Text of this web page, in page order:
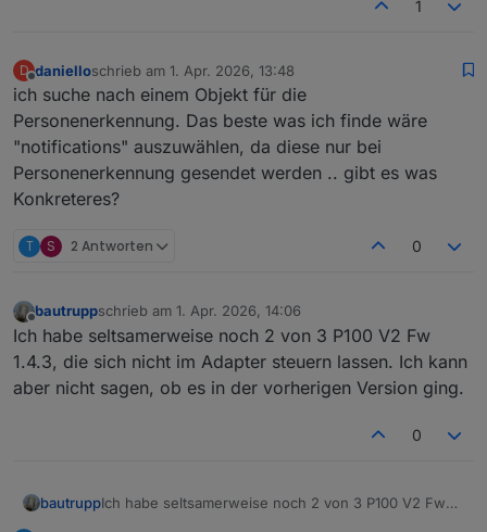
1
D
Offline
danielloschrieb am 1. Apr. 2026, 13:48
zuletzt editiert von
ich suche nach einem Objekt für die
Personenerkennung. Das beste was ich finde wäre
"notifications" auszuwählen, da diese nur bei
Personenerkennung gesendet werden .. gibt es was
Konkreteres?
T S 2 Antworten 0
Offline
bautruppschrieb am 1. Apr. 2026, 14:06
zuletzt editiert von
Ich habe seltsamerweise noch 2 von 3 P100 V2 Fw
1.4.3, die sich nicht im Adapter steuern lassen. Ich kann
aber nicht sagen, ob es in der vorherigen Version ging.
0
bautruppIch habe seltsamerweise noch 2 von 3 P100 V2 Fw